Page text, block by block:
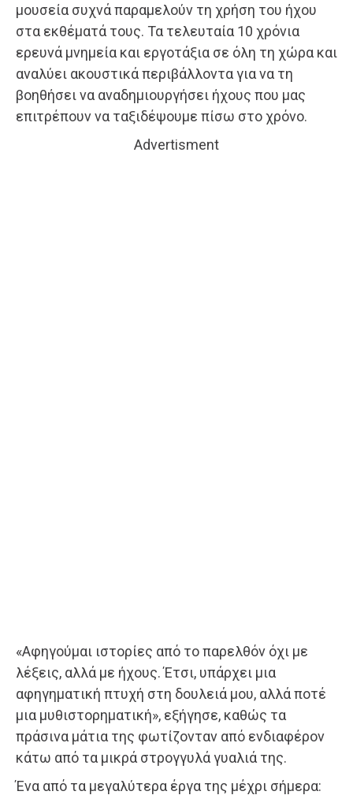
μουσεία συχνά παραμελούν τη χρήση του ήχου
στα εκθέματά τους. Τα τελευταία 10 χρόνια
ερευνά μνημεία και εργοτάξια σε όλη τη χώρα και
αναλύει ακουστικά περιβάλλοντα για να τη
βοηθήσει να αναδημιουργήσει ήχους που μας
επιτρέπουν να ταξιδέψουμε πίσω στο χρόνο.
Advertisment
«Αφηγούμαι ιστορίες από το παρελθόν όχι με
λέξεις, αλλά με ήχους. Έτσι, υπάρχει μια
αφηγηματική πτυχή στη δουλειά μου, αλλά ποτέ
μια μυθιστορηματική», εξήγησε, καθώς τα
πράσινα μάτια της φωτίζονταν από ενδιαφέρον
κάτω από τα μικρά στρογγυλά γυαλιά της.
Ένα από τα μεγαλύτερα έργα της μέχρι σήμερα: